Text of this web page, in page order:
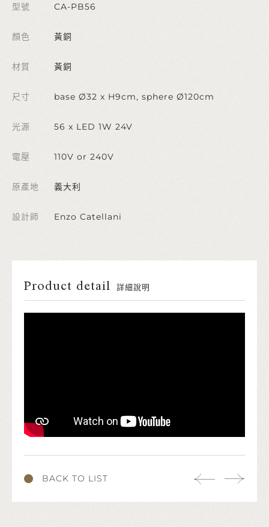
型號 CA-PB56
顏色 黃銅
材質 黃銅
尺寸 base Ø32 x H9cm, sphere Ø120cm
光源 56 x LED 1W 24V
電壓 110V or 240V
原產地 義大利
設計師 Enzo Catellani
Product detail 詳細說明
BACK TO LIST